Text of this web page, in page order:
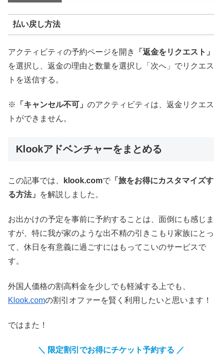
払い戻し方法
アクティビティの予約ページを開き
「返金をリクエスト」
を選択し、返金の理由と数量を選択し「次へ」でリクエス
トを送信する。
※ 「キャンセル不可」 のアクティビティは、返金リクエス
トができません。
Klookアドベンチャーをまとめる
この記事では、 klook.comで 「旅をお得にカスタマイズす
る方法」
を解説しました。
お出かけの予定を事前に予約することは、面倒にも感じま
すが、特に我が家のような出不精の引きこもり家族にとっ
て、休日を有意義に過ごすにはもってこいのサービスで
す。
外国人価格の割高料金を少しでも軽減する上でも、
Klook.comの割引オファーを賢く利用したいと思います！
ではまた！
＼ 限定割引でお得にチケット予約する ／